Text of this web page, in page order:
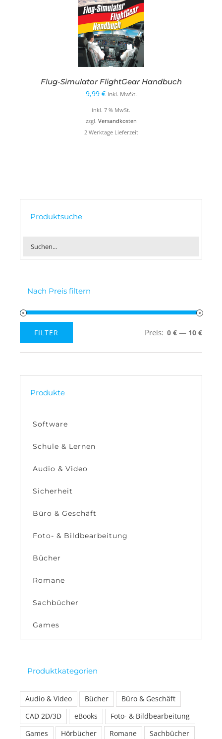
Flug-Simulator FlightGear Handbuch
9,99 € inkl. MwSt.
inkl. 7 % MwSt.
zzgl. Versandkosten
2 Werktage Lieferzeit
Produktsuche
Nach Preis filtern
Preis
Preis
FILTER Preis: 0 € — 10 €
Produkte
Software
Schule & Lernen
Audio & Video
Sicherheit
Büro & Geschäft
Foto- & Bildbearbeitung
Bücher
Romane
Sachbücher
Games
Produktkategorien
Audio & Video Bücher
Büro & Geschäft
CAD 2D/3D
eBooks
Foto- & Bildbearbeitung
Games
Hörbücher Romane
Sachbücher